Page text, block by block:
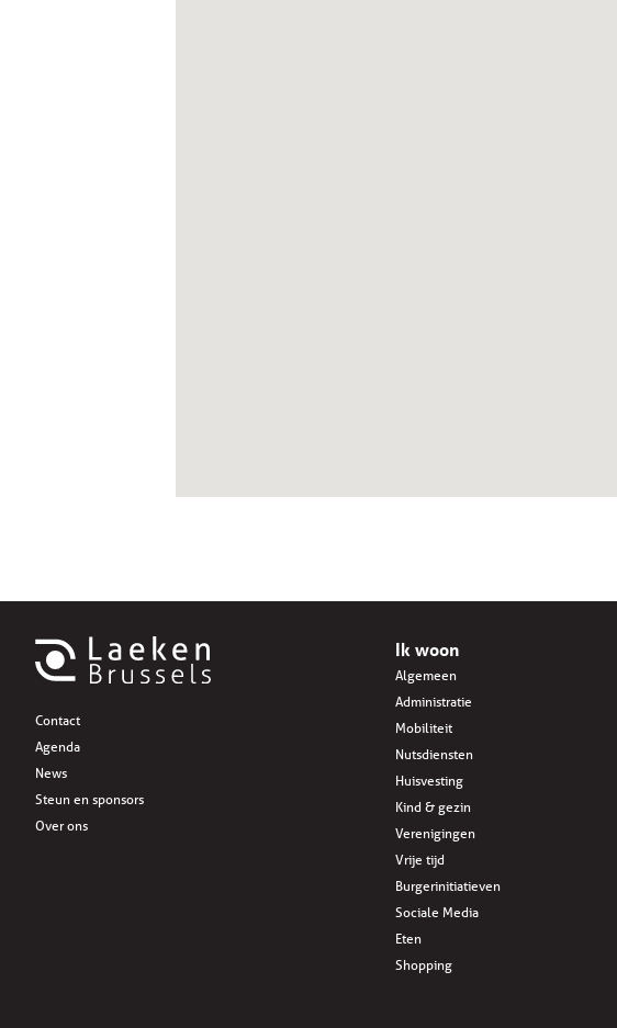
Contact
Agenda
News
Steun en sponsors
Over ons
Ik woon
Algemeen
Administratie
Mobiliteit
Nutsdiensten
Huisvesting
Kind & gezin
Verenigingen
Vrije tijd
Burgerinitiatieven
Sociale Media
Eten
Shopping